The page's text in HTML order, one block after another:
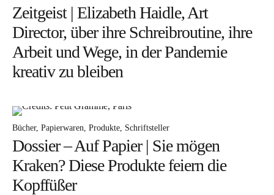
Instagram
Zeitgeist | Elizabeth Haidle, Art
Director, über ihre Schreibroutine, ihre
Arbeit und Wege, in der Pandemie
kreativ zu bleiben
Bücher Papierwaren Produkte Schriftsteller
Dossier – Auf Papier | Sie mögen
Kraken? Diese Produkte feiern die
Kopffüßer